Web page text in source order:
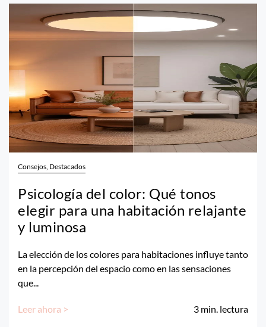
Consejos, Destacados
Psicología del color: Qué tonos
elegir para una habitación relajante
y luminosa
La elección de los colores para habitaciones influye tanto
en la percepción del espacio como en las sensaciones
que...
Leer ahora > 3 min. lectura